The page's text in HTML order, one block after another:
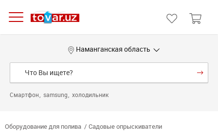
Наманганская область
Смартфон samsung холодильник
Оборудование для полива Садовые опрыскиватели